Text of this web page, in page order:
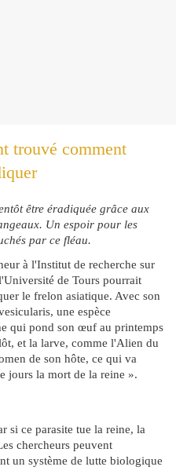
trouvé comment
être éradiquée grâce aux
Un espoir pour les
par ce fléau.
à l'Institut de recherche sur
de Tours pourrait
le frelon asiatique. Avec son
une espèce
qui pond son œuf au printemps
et la larve, comme l'Alien du
de son hôte, ce qui va
jours la mort de la reine ».
si ce parasite tue la reine, la
chercheurs peuvent
un système de lutte biologique